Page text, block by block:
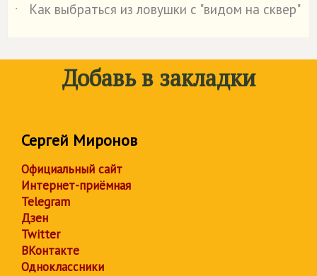
˙
Как выбраться из ловушки с "видом на сквер"
Добавь в закладки
Сергей Миронов
Официальный сайт
Интернет-приёмная
Telegram
Дзен
Twitter
ВКонтакте
Одноклассники